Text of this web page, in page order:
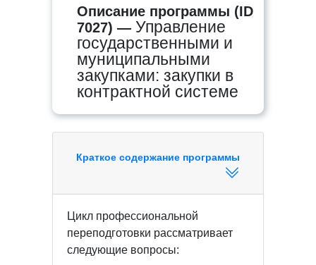
Описание программы (ID
7027) — Управление
государственными и
муниципальными
закупками: закупки в
контрактной системе
Краткое содержание программы
Цикл профессиональной
переподготовки рассматривает
следующие вопросы: